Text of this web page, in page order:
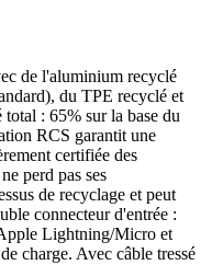
de l'aluminium recyclé
du TPE recyclé et
: 65% sur la base du
RCS garantit une
certifiée des
perd pas ses
de recyclage et peut
connecteur d'entrée :
Lightning/Micro et
charge. Avec câble tressé